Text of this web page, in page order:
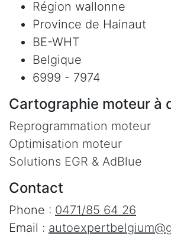
Région wallonne
Province de Hainaut
BE-WHT
Belgique
6999 - 7974
Cartographie moteur à
Reprogrammation moteur
Optimisation moteur
Solutions EGR & AdBlue
Contact
Phone : 0471/85 64 26
Email :